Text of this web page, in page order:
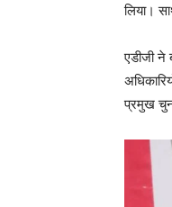
लिया।
एडीजी ने
प्रमुख